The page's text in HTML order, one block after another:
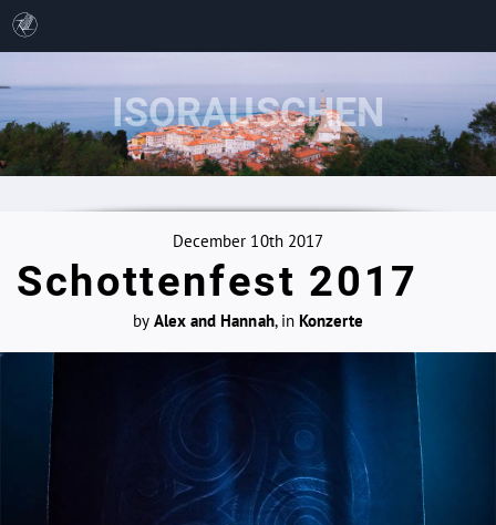
December 10th 2017
Schottenfest 2017
by Alex and Hannah, inKonzerte